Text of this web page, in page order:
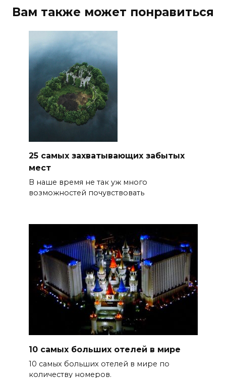
Вам также может понравиться
25 самых захватывающих забытых
мест
В наше время не так уж много
возможностей почувствовать
10 самых больших отелей в мире
10 самых больших отелей в мире по
количеству номеров.